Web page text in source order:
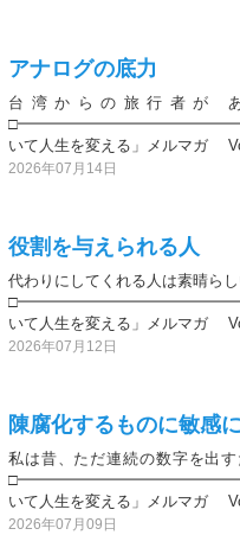
アナログの底力
台湾からの旅行者が
いて人生を変える」メルマガ
2026年07月14日
役割を与えられる人
代わりにしてくれる人は素晴ら
いて人生を変える」メルマガ
2026年07月12日
陳腐化するものに敏感
私は昔、ただ連続の数字を出
いて人生を変える」メルマガ
2026年07月09日